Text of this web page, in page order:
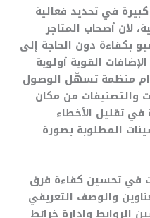
في تحديد فعالية
لأن أصحاب المتاجر
بكفاءة دون الحاجة إلى
القوية أولوية
منظمة تسهّل الوصول
والتصنيفات من مكان
تقليل الأخطاء
المطلوبة بصورة
في تحسين كفاءة فرق
والوصف التعريفي
وإدارة خرائط